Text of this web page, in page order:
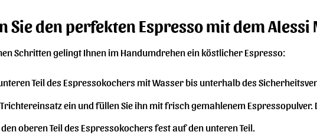
Sie den perfekten Espresso mit dem Alessi
Schritten gelingt Ihnen im Handumdrehen ein köstlicher Espresso:
Teil des Espressokochers mit Wasser bis unterhalb des
Trichtereinsatz ein und füllen Sie ihn mit frisch gemahlenem Espressopulver.
oberen Teil des Espressokochers fest auf den unteren Teil.